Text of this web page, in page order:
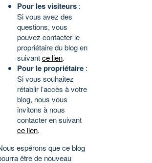
Pour les visiteurs :
Si vous avez des
questions, vous
pouvez contacter le
propriétaire du blog en
suivantce lien.
Pour le propriétaire :
Si vous souhaitez
rétablir l’accès à votre
blog, nous vous
invitons à nous
contacter en suivant
ce lien.
espérons que ce blog
être de nouveau